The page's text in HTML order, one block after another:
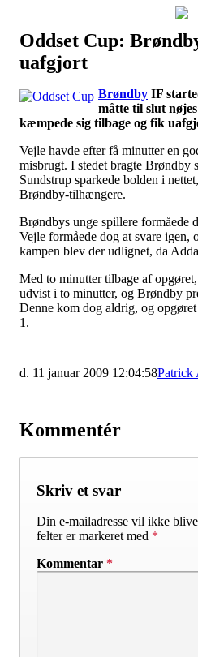
Наши партнеры
Oddset Cup:
uafgjort
Brøndby IF
måtte til slut
kæmpede sig tilbage og fik
Vejle havde efter få minutter en
misbrugt. I stedet bragte Brøndby
Sundstrup sparkede bolden i
Brøndby-tilhængere.
Brøndbys unge spillere formåede
Vejle formåede dog at svare igen,
kampen blev der udlignet, da
Med to minutter tilbage af
udvist i to minutter, og Brøndby
Denne kom dog aldrig, og
1.
d. 11 januar 2009 12:04:58Patrick
Kommentér
Skriv et svar
Din e-mailadresse vil ikke
felter er markeret med *
Kommentar *